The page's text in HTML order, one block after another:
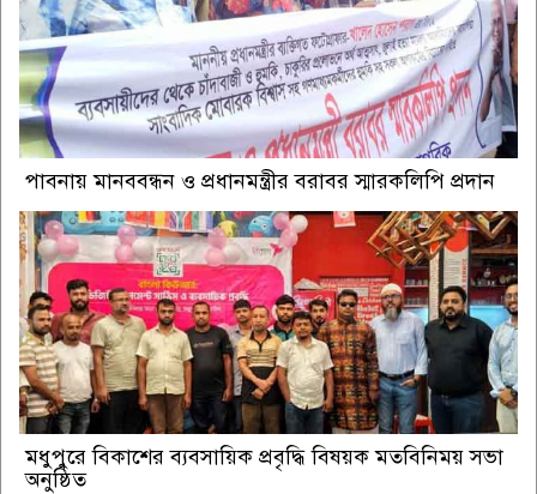
পাবনায় মানববন্ধন ও প্রধানমন্ত্রীর বরাবর স্মারকলিপি প্রদান
মধুপুরে বিকাশের ব্যবসায়িক প্রবৃদ্ধি বিষয়ক মতবিনিময় সভা
অনুষ্ঠিত